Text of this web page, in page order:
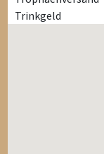
Trinkgeld